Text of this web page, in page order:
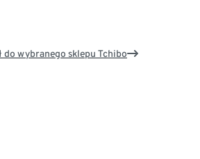
do wybranego sklepu Tchibo